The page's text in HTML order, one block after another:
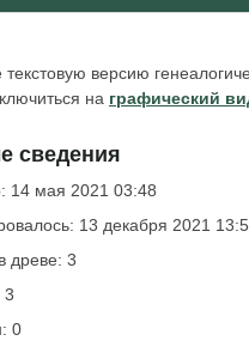
версию
на графический
сведения
14 мая 2021 03:48
13 декабря 2021
древе: 3
3
0